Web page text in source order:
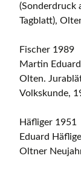
(Sonderdruck
Tagblatt),
Fischer 1989
Martin
Olten.
Volkskunde,
Häfliger 1951
Eduard
Oltner